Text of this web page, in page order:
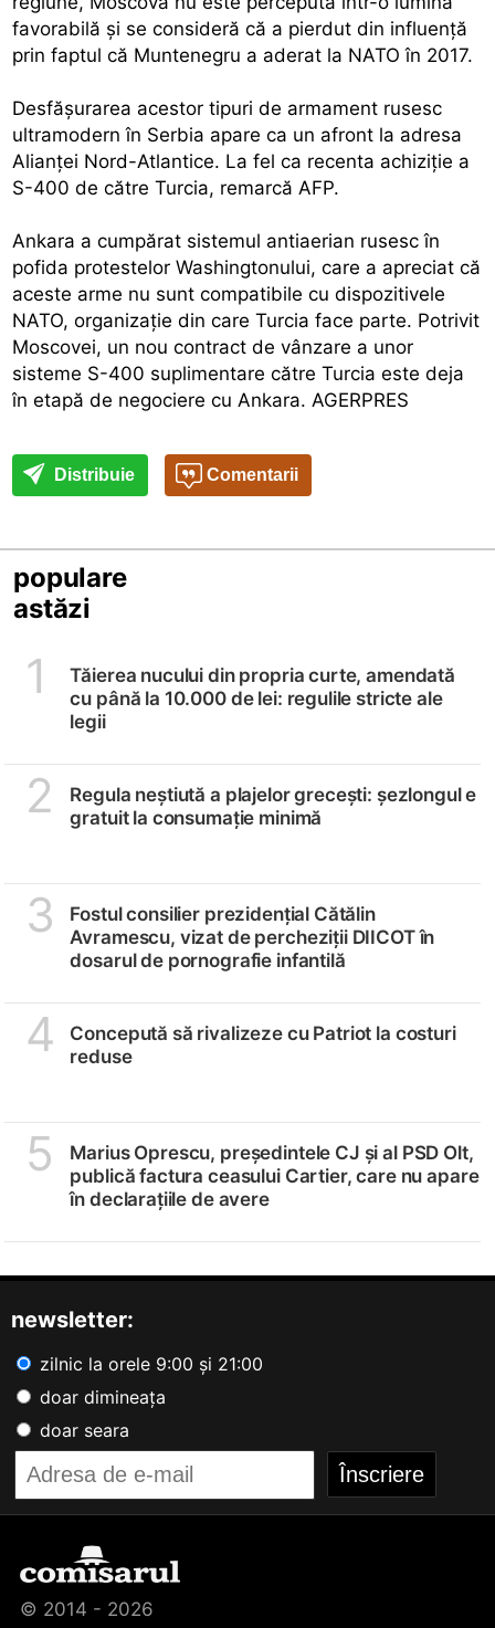
favorabilă şi se consideră că a pierdut din influenţă
prin faptul că Muntenegru a aderat la NATO în 2017.
Desfăşurarea acestor tipuri de armament rusesc
ultramodern în Serbia apare ca un afront la adresa
Alianţei Nord-Atlantice. La fel ca recenta achiziţie a
S-400 de către Turcia, remarcă AFP.
Ankara a cumpărat sistemul antiaerian rusesc în
pofida protestelor Washingtonului, care a apreciat că
aceste arme nu sunt compatibile cu dispozitivele
NATO, organizaţie din care Turcia face parte. Potrivit
Moscovei, un nou contract de vânzare a unor
sisteme S-400 suplimentare către Turcia este deja
în etapă de negociere cu Ankara. AGERPRES
Distribuie Comentarii
populare
astăzi
1
Tăierea nucului din propria curte, amendată
cu până la 10.000 de lei: regulile stricte ale
legii
2
Regula neștiută a plajelor grecești: șezlongul e
gratuit la consumație minimă
3
Fostul consilier prezidențial Cătălin
Avramescu, vizat de percheziții DIICOT în
dosarul de pornografie infantilă
4
Concepută să rivalizeze cu Patriot la costuri
reduse
5
Marius Oprescu, președintele CJ și al PSD Olt,
publică factura ceasului Cartier, care nu apare
în declarațiile de avere
newsletter:
zilnic la orele 9:00 și 21:00
doar dimineața
doar seara
© 2014 - 2026